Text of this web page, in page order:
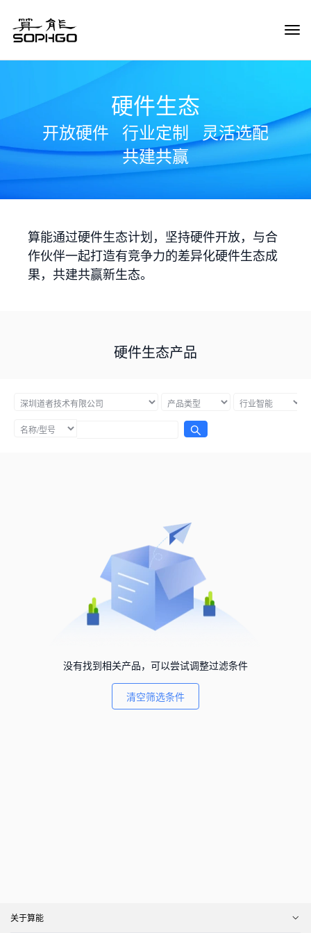
硬件生态
开放硬件 行业定制
灵活选配
共建共赢
算能通过硬件生态计划，坚持硬件开放，与合
作伙伴一起打造有竞争力的差异化硬件生态成
果，共建共赢新生态。
硬件生态产品
没有找到相关产品，可以尝试调整过滤条件
清空筛选条件
关于算能